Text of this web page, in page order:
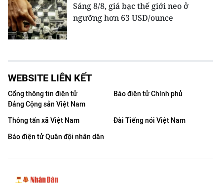
Sáng 8/8, giá bạc thế giới neo ở
ngưỡng hơn 63 USD/ounce
WEBSITE LIÊN KẾT
Cổng thông tin điện tử
Đảng Cộng sản Việt Nam
Báo điện tử Chính phủ
Thông tấn xã Việt Nam
Đài Tiếng nói Việt Nam
Báo điện tử Quân đội nhân dân